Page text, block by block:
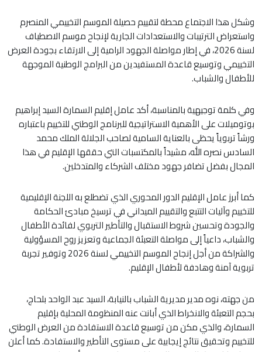
وشكل هذا الاجتماع محطة لتقييم حصيلة الموسم التخييمي المنصرم
واستعراض الترتيبات والاستعدادات الجارية لإنجاح موسم الاصطياف
لسنة 2026، في إطار مواصلة الجهود الرامية إلى الارتقاء بجودة العرض
التخييمي وتوسيع قاعدة المستفيدين من البرامج الوطنية الموجهة
للأطفال والشباب.
وفي كلمة توجيهية بالمناسبة، أكد عامل إقليم السمارة السيد إبراهيم
بوتوميلات على الأهمية الاستراتيجية للبرنامج الوطني للتخييم باعتباره
ورشاً تربوياً يحظى بالعناية السامية لصاحب الجلالة الملك محمد
السادس نصره الله، مشيداً بالمكتسبات التي حققها الإقليم في هذا
المجال بفضل تضافر جهود مختلف الشركاء والمتدخلين.
كما أبرز عامل الإقليم الدور المحوري الذي تضطلع به اللجنة الإقليمية
للتخييم وآليات التتبع والتقييم الميداني في ترسيخ مبادئ الحكامة
والجودة وتحسين شروط الاستقبال والتأطير التربوي لفائدة الأطفال
والشباب، داعياً إلى مواصلة التعبئة الجماعية وتعزيز روح المسؤولية
والشراكة من أجل إنجاح الموسم التخييمي لسنة 2026 وتوفير تجربة
تربوية آمنة وهادفة لأطفال الإقليم.
من جهته، نوه مدير مديرية الشباب بالنيابة، السيد عبد الواحد بلحاج،
بحجم التعبئة والانخراط الذي أبانت عنه المنظومة المحلية بإقليم
السمارة، والذي مكن من توسيع قاعدة الاستفادة من العرض الوطني
للتخييم وتحقيق نتائج إيجابية على مستوى التأطير والاستفادة. كما أعلن